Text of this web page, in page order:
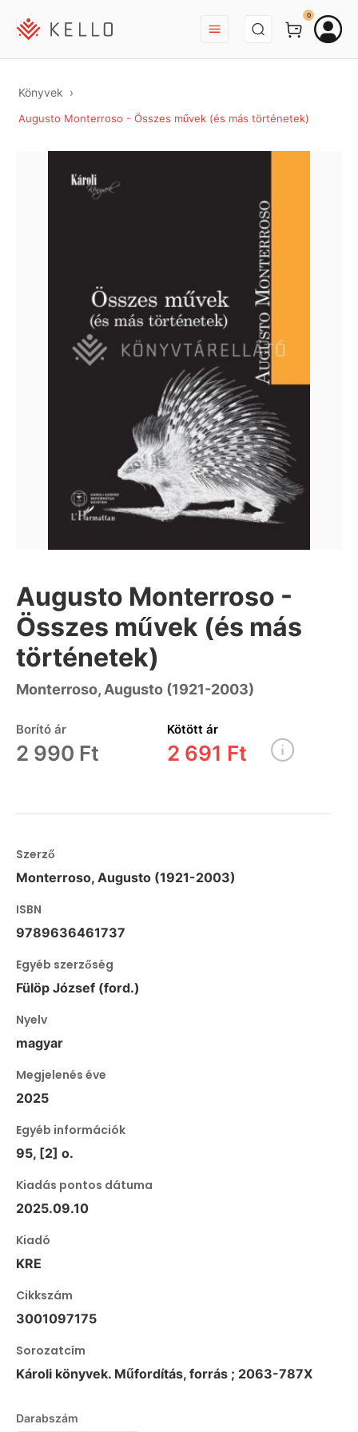
BEJELENTKEZÉS
0
Könyvek
Augusto Monterroso - Összes művek (és más történetek)
Augusto Monterroso -
Összes művek (és más
történetek)
Monterroso, Augusto (1921-2003)
Borító ár
2 990 Ft
Kötött ár
2 691 Ft
Szerző
Monterroso, Augusto (1921-2003)
ISBN
9789636461737
Egyéb szerzőség
Fülöp József (ford.)
Nyelv
magyar
Megjelenés éve
2025
Egyéb információk
95, [2] o.
Kiadás pontos dátuma
2025.09.10
Kiadó
KRE
Cikkszám
3001097175
Sorozatcím
Károli könyvek. Műfordítás, forrás ; 2063-787X
Darabszám